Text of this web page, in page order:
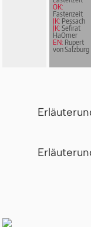
ÖK:
Fastenzeit
JK: Pessach
JK: Sefirat
HaOmer
EN: Rupert
von Salzburg